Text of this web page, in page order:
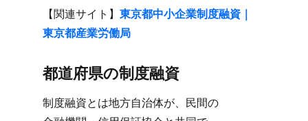
【関連サイト】 東京都中​小企業制度融資｜
東京都産業労働局
都道府県の​制度融資
制度融資とは​地方​自治体が、​民間の​